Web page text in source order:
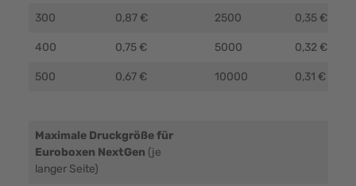
300 0,87 € 2500 0,35 €
400 0,75 € 5000 0,32 €
500 0,67 € 10000 0,31 €
Maximale Druckgröße für
Euroboxen NextGen (je
langer Seite)